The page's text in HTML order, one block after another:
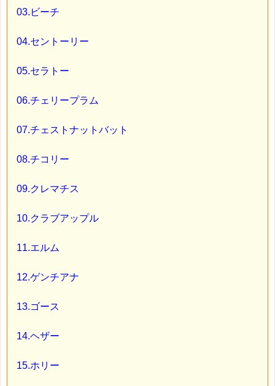
03.ビーチ
04.セントーリー
05.セラトー
06.チェリープラム
07.チェストナットバット
08.チコリー
09.クレマチス
10.クラブアップル
11.エルム
12.ゲンチアナ
13.ゴース
14.ヘザー
15.ホリー